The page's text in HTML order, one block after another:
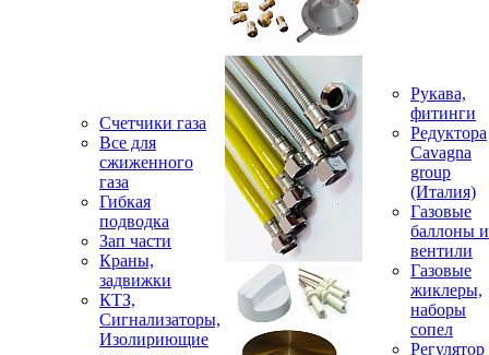
Счетчики газа
Все для
сжиженного
газа
Гибкая
подводка
Зап части
Краны,
задвижки
КТЗ,
Сигнализаторы,
Изолириющие
Рукава,
фитинги
Редуктора
Cavagna
group
(Италия)
Газовые
баллоны и
вентили
Газовые
жиклеры,
наборы
сопел
Регулятор